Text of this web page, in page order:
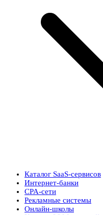
Каталог SaaS-сервисов
Интернет-банки
CPA-сети
Рекламные системы
Онлайн-школы